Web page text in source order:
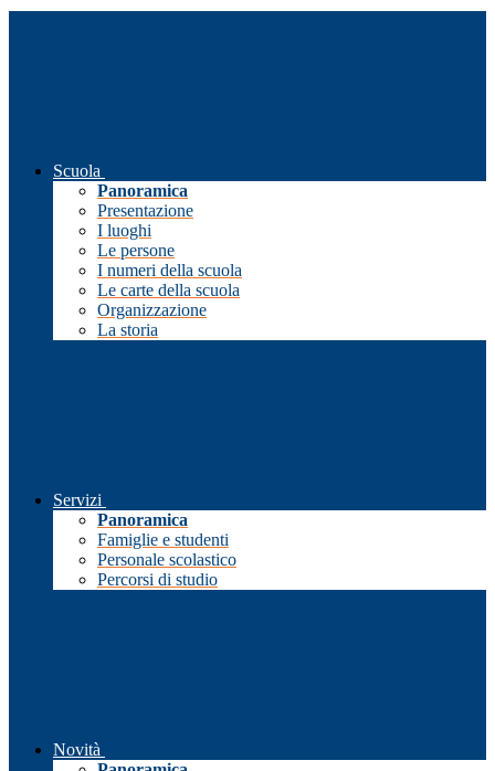
Scuola
Panoramica
Presentazione
I luoghi
Le persone
I numeri della scuola
Le carte della scuola
Organizzazione
La storia
Servizi
Panoramica
Famiglie e studenti
Personale scolastico
Percorsi di studio
Novità